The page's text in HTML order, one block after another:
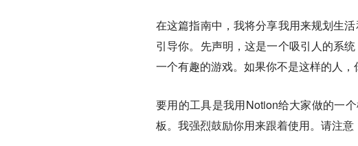
在这篇指南中，我将分享我用来规划生
引导你。先声明，这是一个吸引人的系
一个有趣的游戏。如果你不是这样的人，
要用的工具是我用Notion给大家做的一
板。我强烈鼓励你用来跟着使用。请注